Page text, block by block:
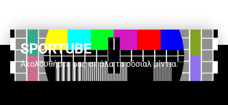
SPORTUBE
Ακολουθήστε μας σε όλα τα σόσιαλ μίντια.